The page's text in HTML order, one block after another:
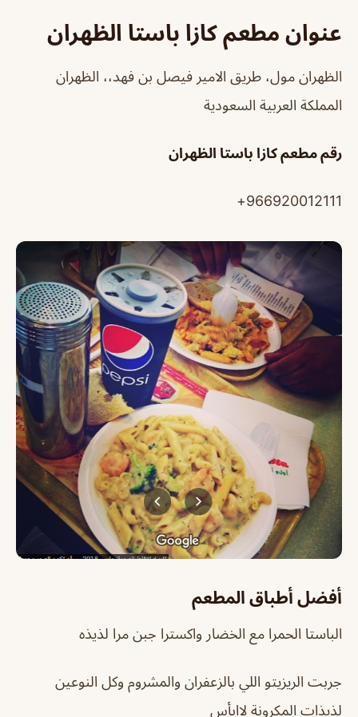
عنوان مطعم كازا باستا الظهران
الظهران مول، طريق الامير فيصل بن فهد،، الظهران
المملكة العربية السعودية
رقم مطعم كازا باستا الظهران
966920012111+
أفضل أطباق المطعم
الباستا الحمرا مع الخضار واكسترا جبن مرا لذيذه
جربت الريزيتو اللي بالزعفران والمشروم وكل النوعين
لذيذات المكرونة لاابأس